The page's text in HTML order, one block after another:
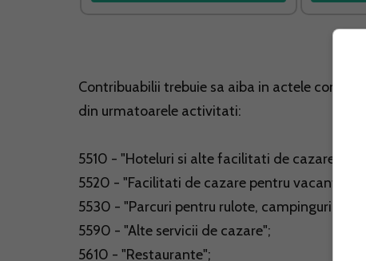
Contribuabilii trebuie sa aiba in actele
din urmatoarele activitati:
5510 - "Hoteluri si alte facilitati de cazare
5520 - "Facilitati de cazare pentru vacante si
5530 - "Parcuri pentru rulote, campinguri si
5590 - "Alte servicii de cazare";
5610 - "Restaurante";